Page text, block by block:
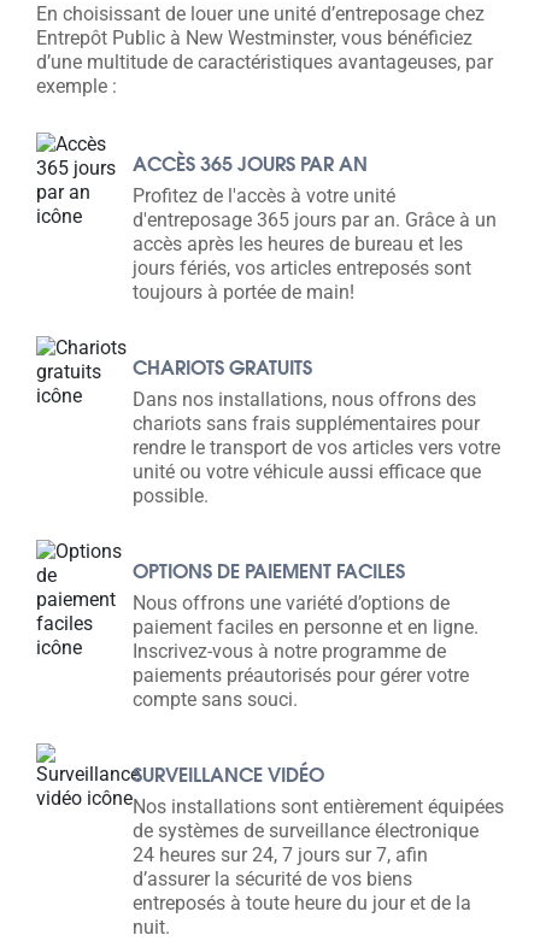
En choisissant de louer une unité d’entreposage chez
Entrepôt Public à New Westminster, vous bénéficiez
d’une multitude de caractéristiques avantageuses, par
exemple :
ACCÈS 365 JOURS PAR AN
Profitez de l'accès à votre unité
d'entreposage 365 jours par an. Grâce à un
accès après les heures de bureau et les
jours fériés, vos articles entreposés sont
toujours à portée de main!
CHARIOTS GRATUITS
Dans nos installations, nous offrons des
chariots sans frais supplémentaires pour
rendre le transport de vos articles vers votre
unité ou votre véhicule aussi efficace que
possible.
OPTIONS DE PAIEMENT FACILES
Nous offrons une variété d’options de
paiement faciles en personne et en ligne.
Inscrivez-vous à notre programme de
paiements préautorisés pour gérer votre
compte sans souci.
SURVEILLANCE VIDÉO
Nos installations sont entièrement équipées
de systèmes de surveillance électronique
24 heures sur 24, 7 jours sur 7, afin
d’assurer la sécurité de vos biens
entreposés à toute heure du jour et de la
nuit.